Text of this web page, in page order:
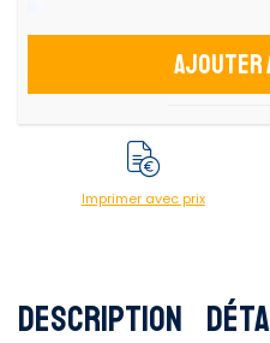
Ajouter
Imprimer avec prix
Description